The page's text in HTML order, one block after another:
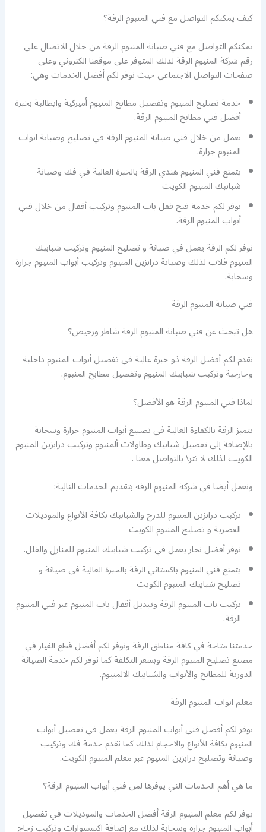
كيف يمكنكم التواصل مع فني المنيوم الرقة؟
يمكنكم التواصل مع فني صيانة المنيوم الرقة من خلال الاتصال على
رقم شركة المنيوم الرقة لذلك المتوفر على موقعنا الكتروني وعلى
صفحات التواصل الاجتماعي حيث نوفر لكم أفضل الخدمات وهي:
خدمة تصليح المنيوم وتفصيل مطابخ المنيوم أميركية وايطالية بخبرة
أفضل فني مطابخ المنيوم الرقة.
نعمل من خلال فني صيانة المنيوم الرقة في تصليح وصيانة ابواب
المنيوم جرارة.
يتمتع فني المنيوم هندي الرقة بالخبرة العالية في فك وصيانة
شبابيك المنيوم الكويت
نوفر لكم خدمة فتح قفل باب المنيوم وتركيب أقفال من خلال فني
أبواب المنيوم الرقة.
نوفر لكم الرقة يعمل في صيانة و تصليح المنيوم وتركيب شبابيك
المنيوم قلاب لذلك وصيانة درابزين المنيوم وتركيب أبواب المنيوم جرارة
وسحابة.
فني صيانة المنيوم الرقة
هل تبحث عن فني صيانة المنيوم الرقة شاطر ورخيص؟
نقدم لكم أفضل الرقة ذو خبرة عالية في تفصيل أبواب المنيوم داخلية
وخارجية وتركيب شبابيك المنيوم وتفصيل مطابخ المنيوم.
لماذا فني المنيوم الرقة هو الأفضل؟
يتميز الرقة بالكفاءة العالية في تصنيع أبواب المنيوم جرارة وسحابة
بالإضافة إلى تفصيل شبابيك وطاولات ألمنيوم وتركيب درابزين المنيوم
الكويت لذلك لا تتر\ بالتواصل معنا .
ونعمل أيضا في شركة المنيوم الرقة بتقديم الخدمات التالية:
تركيب درابزين المنيوم للدرج والشبابيك بكافة الأنواع والموديلات
العصرية و تصليح المنيوم الكويت
نوفر أفضل نجار يعمل في تركيب شبابيك المنيوم للمنازل والفلل.
يتمتع فني المنيوم باكستاني الرقة بالخبرة العالية في صيانة و
تصليح شبابيك المنيوم الكويت
تركيب باب المنيوم الرقة وتبديل أقفال باب المنيوم عبر فني المنيوم
الرقة.
خدمتنا متاحة في كافة مناطق الرقة ونوفر لكم أفضل قطع الغيار في
مصنع تصليح المنيوم الرقة وبسعر التكلفة كما نوفر لكم خدمة الصيانة
الدورية للمطابخ والأبواب والشبابيك الالمنيوم.
معلم ابواب المنيوم الرقة
نوفر لكم أفضل فني أبواب المنيوم الرقة يعمل في تفصيل أبواب
المنيوم بكافة الأنواع والاحجام لذلك كما نقدم خدمة فك وتركيب
وصيانة وتصليح درابزين المنيوم عبر معلم المنيوم الكويت.
ما هي أهم الخدمات التي يوفرها لمن فني أبواب المنيوم الرقة؟
يوفر لكم معلم المنيوم الرقة أفضل الخدمات والموديلات في تفصيل